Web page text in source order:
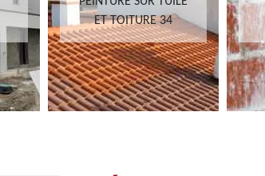
ET TOITURE 34